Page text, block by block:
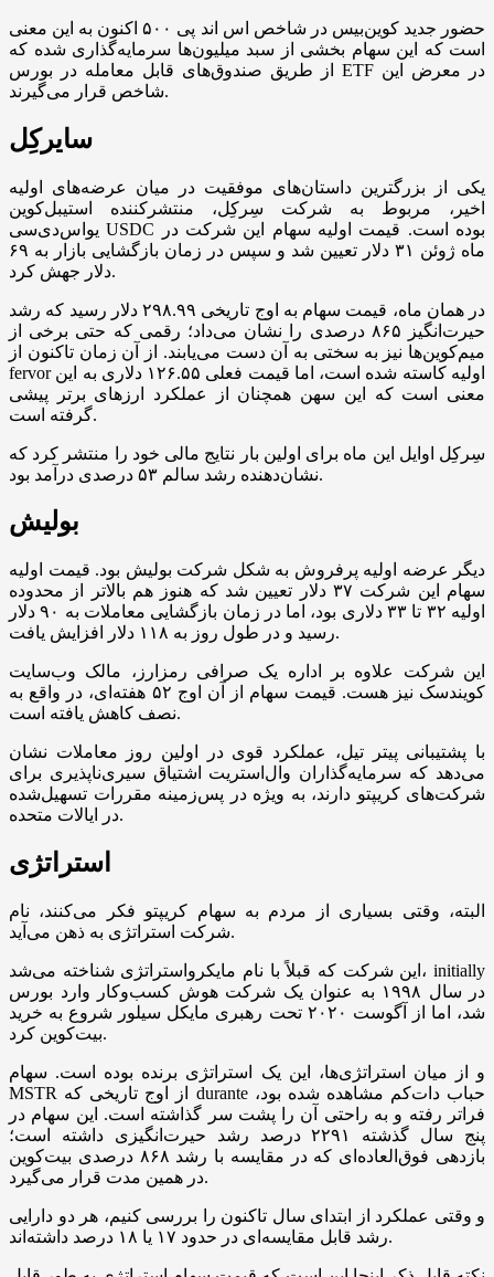
حضور جدید کوین‌بیس در شاخص اس اند پی ۵۰۰ اکنون به این معنی
است که این سهام بخشی از سبد میلیون‌ها سرمایه‌گذاری شده که
از طریق صندوق‌های قابل معامله در بورس ETF در معرض این
شاخص قرار می‌گیرند.
سایرکِل
یکی از بزرگترین داستان‌های موفقیت در میان عرضه‌های اولیه
اخیر، مربوط به شرکت سِرکِل، منتشرکننده استیبل‌کوین
یواس‌دی‌سی USDC بوده است. قیمت اولیه سهام این شرکت در
ماه ژوئن ۳۱ دلار تعیین شد و سپس در زمان بازگشایی بازار به ۶۹
دلار جهش کرد.
در همان ماه، قیمت سهام به اوج تاریخی ۲۹۸.۹۹ دلار رسید که رشد
حیرت‌انگیز ۸۶۵ درصدی را نشان می‌داد؛ رقمی که حتی برخی از
میم‌کوین‌ها نیز به سختی به آن دست می‌یابند. از آن زمان تاکنون از
fervor اولیه کاسته شده است، اما قیمت فعلی ۱۲۶.۵۵ دلاری به این
معنی است که این سهن همچنان از عملکرد ارزهای برتر پیشی
گرفته است.
سِرکِل اوایل این ماه برای اولین بار نتایج مالی خود را منتشر کرد که
نشان‌دهنده رشد سالم ۵۳ درصدی درآمد بود.
بولیش
دیگر عرضه اولیه پرفروش به شکل شرکت بولیش بود. قیمت اولیه
سهام این شرکت ۳۷ دلار تعیین شد که هنوز هم بالاتر از محدوده
اولیه ۳۲ تا ۳۳ دلاری بود، اما در زمان بازگشایی معاملات به ۹۰ دلار
رسید و در طول روز به ۱۱۸ دلار افزایش یافت.
این شرکت علاوه بر اداره یک صرافی رمزارز، مالک وب‌سایت
کویندسک نیز هست. قیمت سهام از آن اوج ۵۲ هفته‌ای، در واقع به
نصف کاهش یافته است.
با پشتیبانی پیتر تیل، عملکرد قوی در اولین روز معاملات نشان
می‌دهد که سرمایه‌گذاران وال‌استریت اشتیاق سیری‌ناپذیری برای
شرکت‌های کریپتو دارند، به ویژه در پس‌زمینه مقررات تسهیل‌شده
در ایالات متحده.
استراتژی
البته، وقتی بسیاری از مردم به سهام کریپتو فکر می‌کنند، نام
شرکت استراتژی به ذهن می‌آید.
این شرکت که قبلاً با نام مایکرواستراتژی شناخته می‌شد، initially
در سال ۱۹۹۸ به عنوان یک شرکت هوش کسب‌وکار وارد بورس
شد، اما از آگوست ۲۰۲۰ تحت رهبری مایکل سیلور شروع به خرید
بیت‌کوین کرد.
و از میان استراتژی‌ها، این یک استراتژی برنده بوده است. سهام
MSTR از اوج تاریخی که durante حباب دات‌کم مشاهده شده بود،
فراتر رفته و به راحتی آن را پشت سر گذاشته است. این سهام در
پنج سال گذشته ۲۲۹۱ درصد رشد حیرت‌انگیزی داشته است؛
بازدهی فوق‌العاده‌ای که در مقایسه با رشد ۸۶۸ درصدی بیت‌کوین
در همین مدت قرار می‌گیرد.
و وقتی عملکرد از ابتدای سال تاکنون را بررسی کنیم، هر دو دارایی
رشد قابل مقایسه‌ای در حدود ۱۷ یا ۱۸ درصد داشته‌اند.